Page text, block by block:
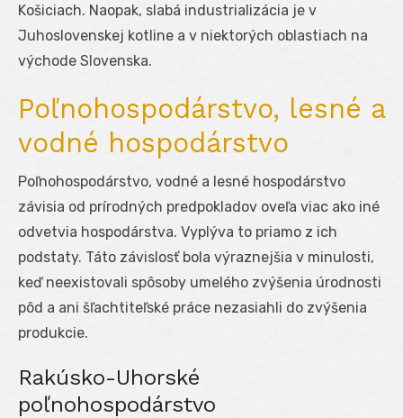
Košiciach. Naopak, slabá industrializácia je v
Juhoslovenskej kotline a v niektorých oblastiach na
východe Slovenska.
Poľnohospodárstvo, lesné a
vodné hospodárstvo
Poľnohospodárstvo, vodné a lesné hospodárstvo
závisia od prírodných predpokladov oveľa viac ako iné
odvetvia hospodárstva. Vyplýva to priamo z ich
podstaty. Táto závislosť bola výraznejšia v minulosti,
keď neexistovali spôsoby umelého zvýšenia úrodnosti
pôd a ani šľachtiteľské práce nezasiahli do zvýšenia
produkcie.
Rakúsko-Uhorské
poľnohospodárstvo